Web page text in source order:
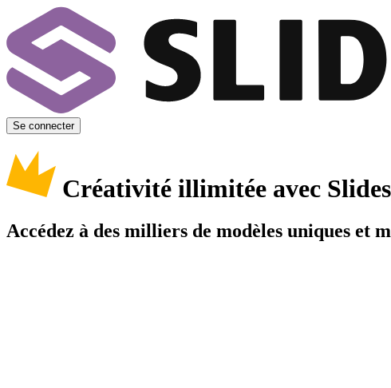
Se connecter
Créativité illimitée avec
Accédez à des milliers de modèles uniques et